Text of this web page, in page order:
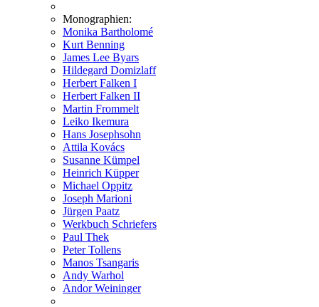
Monographien:
Monika Bartholomé
Kurt Benning
James Lee Byars
Hildegard Domizlaff
Herbert Falken I
Herbert Falken II
Martin Frommelt
Leiko Ikemura
Hans Josephsohn
Attila Kovács
Susanne Kümpel
Heinrich Küpper
Michael Oppitz
Joseph Marioni
Jürgen Paatz
Werkbuch Schriefers
Paul Thek
Peter Tollens
Manos Tsangaris
Andy Warhol
Andor Weininger